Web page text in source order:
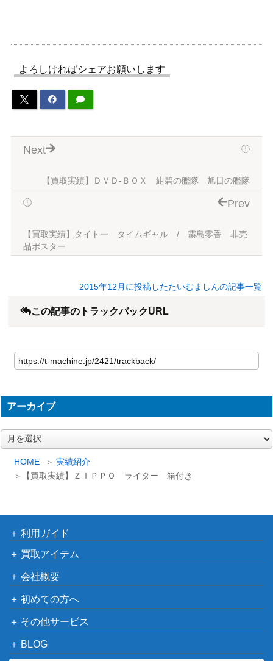
HOME
実績紹介
【買取実績】ＺＩＰＰＯ ライター 箱付き
よろしければシェアお願いします
【買取実績】ＤＶＤ-ＢＯＸ 紺碧の艦隊 旭日の艦隊
Next
【買取実績】タイトー タイムギャル / 霧島零香 非売
品ポスター
Prev
2015年12月に投稿したたいむましんの記事一覧
この記事のトラックバックURL
アーカイブ
ー
利用ガイド
買取アイテム
会社概要
初めての方へ
その他サービス
BLOG